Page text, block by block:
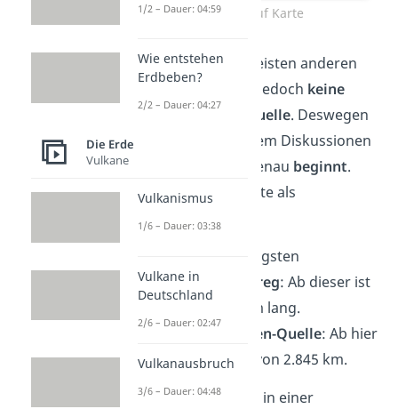
Donau Verlauf Karte
Im Vergleich zu den meisten anderen
Flüssen hat die Donau jedoch keine
eindeutigdefinierte Quelle. Deswegen
gibt es schon seit langem Diskussionen
um die Frage, wo sie genau beginnt.
Hierzu werden zwei Orte als
Ursprung bezeichnet:
Die Quelle ihres längsten
Quellflusses, der
Breg: Ab dieser ist
die Donau 2.888 km lang.
Die
Donaueschingen-Quelle: Ab hier
hat sie eine Länge von 2.845 km.
Der Fluss Donau endet in einer
1/2 – Dauer: 04:59
Wie entstehen
Erdbeben?
2/2 – Dauer: 04:27
Die Erde
Vulkane
Vulkanismus
1/6 – Dauer: 03:38
Vulkane in
Deutschland
2/6 – Dauer: 02:47
Vulkanausbruch
3/6 – Dauer: 04:48